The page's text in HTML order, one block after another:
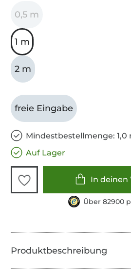
0,5 m
1 m
2 m
freie Eingabe
Mindestbestellmenge: 1,0
Auf Lager
In deinen
Über 82900